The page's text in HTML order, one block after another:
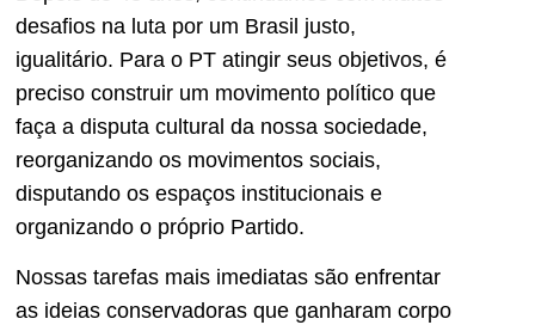
desafios na luta por um Brasil justo,
igualitário. Para o PT atingir seus objetivos, é
preciso construir um movimento político que
faça a disputa cultural da nossa sociedade,
reorganizando os movimentos sociais,
disputando os espaços institucionais e
organizando o próprio Partido.
Nossas tarefas mais imediatas são enfrentar
as ideias conservadoras que ganharam corpo